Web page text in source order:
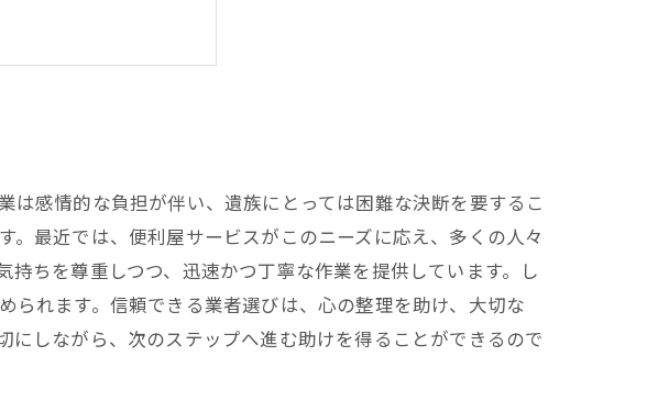
上手に利用する方法
感情的な負担が伴い、遺族にとっては困難な決断を要するこ
最近では、便利屋サービスがこのニーズに応え、多くの人々
ちを尊重しつつ、迅速かつ丁寧な作業を提供しています。し
れます。信頼できる業者選びは、心の整理を助け、大切な
しながら、次のステップへ進む助けを得ることができるので